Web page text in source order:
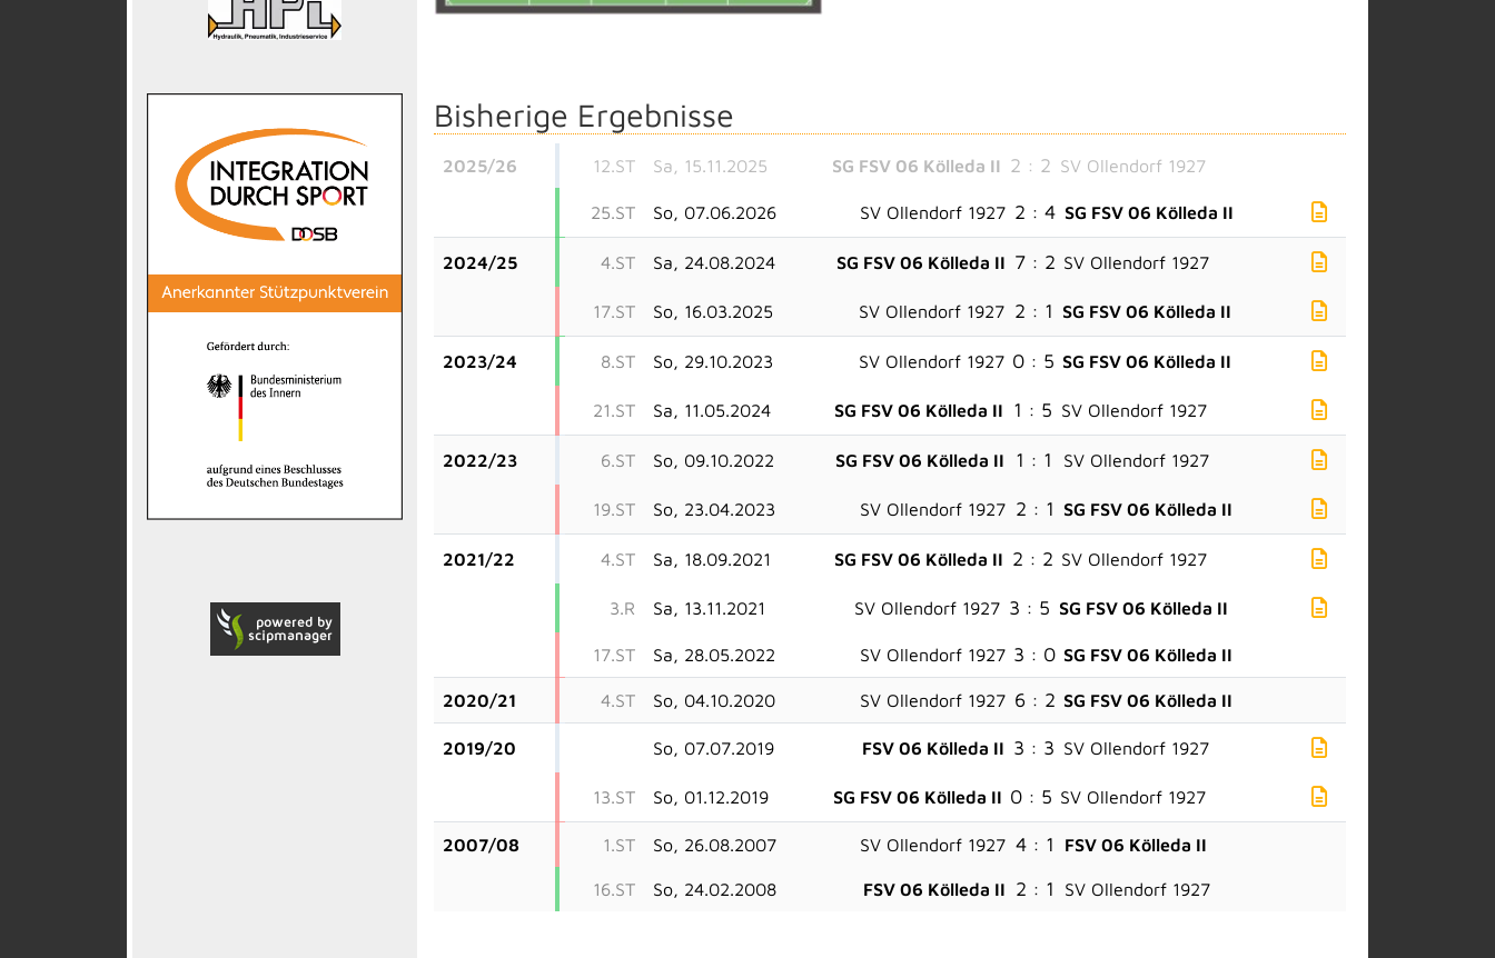
Bisherige Ergebnisse
2025/26 12.ST Sa, 15.11.2025 SG FSV 06 Kölleda II 2 : 2 SV Ollendorf 1927
25.ST So, 07.06.2026 SV Ollendorf 1927 2 : 4 SG FSV 06 Kölleda II
2024/25 4.ST Sa, 24.08.2024 SG FSV 06 Kölleda II 7 : 2 SV Ollendorf 1927
17.ST So, 16.03.2025 SV Ollendorf 1927 2 : 1 SG FSV 06 Kölleda II
2023/24 8.ST So, 29.10.2023 SV Ollendorf 1927 0 : 5 SG FSV 06 Kölleda II
21.ST Sa, 11.05.2024 SG FSV 06 Kölleda II 1 : 5 SV Ollendorf 1927
2022/23 6.ST So, 09.10.2022 SG FSV 06 Kölleda II 1 : 1 SV Ollendorf 1927
19.ST So, 23.04.2023 SV Ollendorf 1927 2 : 1 SG FSV 06 Kölleda II
2021/22 4.ST Sa, 18.09.2021 SG FSV 06 Kölleda II 2 : 2 SV Ollendorf 1927
3.R Sa, 13.11.2021 SV Ollendorf 1927 3 : 5 SG FSV 06 Kölleda II
17.ST Sa, 28.05.2022 SV Ollendorf 1927 3 : 0 SG FSV 06 Kölleda II
2020/21 4.ST So, 04.10.2020 SV Ollendorf 1927 6 : 2 SG FSV 06 Kölleda II
2019/20 So, 07.07.2019 FSV 06 Kölleda II 3 : 3 SV Ollendorf 1927
13.ST So, 01.12.2019 SG FSV 06 Kölleda II 0 : 5 SV Ollendorf 1927
2007/08 1.ST So, 26.08.2007 SV Ollendorf 1927 4 : 1 FSV 06 Kölleda II
16.ST So, 24.02.2008 FSV 06 Kölleda II 2 : 1 SV Ollendorf 1927